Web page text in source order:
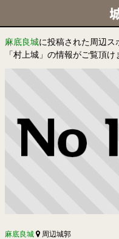
麻底良城に投稿された周辺ス
「村上城」の情報がご覧頂け
麻底良城 周辺城郭